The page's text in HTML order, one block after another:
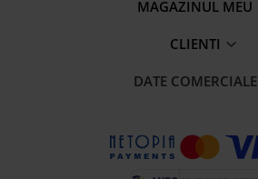
MAGAZINUL MEU
CLIENTI
DATE COMERCIALE